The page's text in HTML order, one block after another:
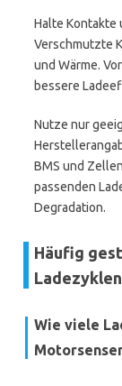
Halte Kontakte
Verschmutzte
und Wärme.
bessere
Nutze nur
BMS und
passenden
Degradation.
Häufig
Ladezyklen
Wie viele